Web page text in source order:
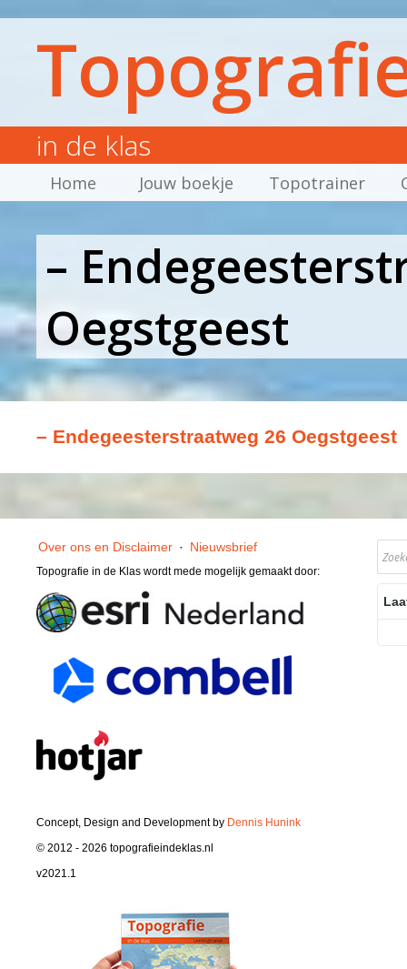
in de klas
Home Jouw boekje Topotrainer
–
Oegstgeest
– Endegeesterstraatweg 26 Oegstgeest
Over ons en Disclaimer · Nieuwsbrief
Topografie in de Klas wordt mede mogelijk gemaakt door:
Concept, Design and Development by Dennis Hunink
© 2012 - 2026 topografieindeklas.nl
v2021.1